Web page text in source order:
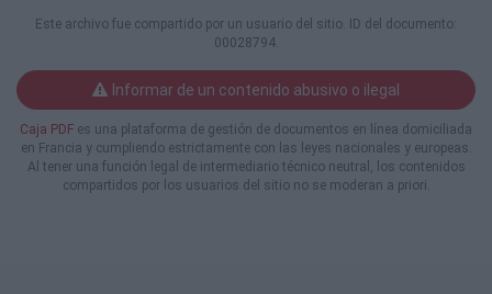
Este archivo fue compartido por un usuario del sitio. ID del documento:
00028794.
Informar de un contenido abusivo o ilegal
Caja PDF es una plataforma de gestión de documentos en línea domiciliada
en Francia y cumpliendo estrictamente con las leyes nacionales y europeas.
Al tener una función legal de intermediario técnico neutral, los contenidos
compartidos por los usuarios del sitio no se moderan a priori.